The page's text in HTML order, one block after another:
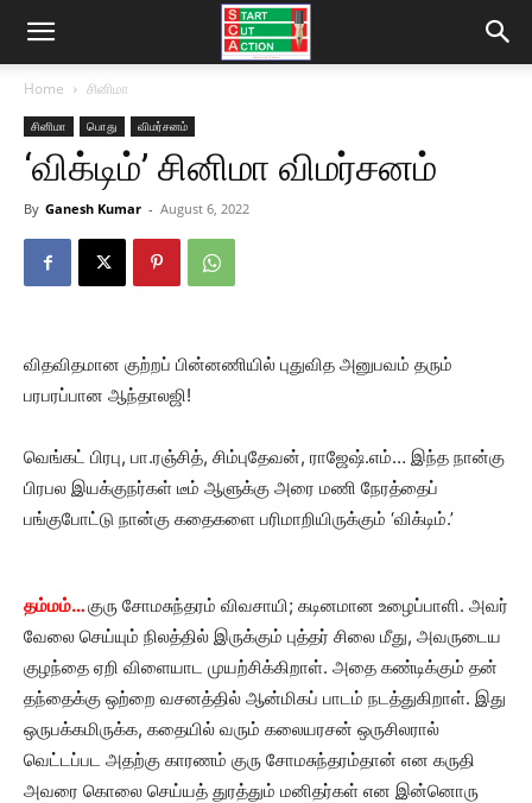
Home சினிமா
சினிமா பொது விமர்சனம்
‘விக்டிம்’ சினிமா விமர்சனம்
By Ganesh Kumar - August 6, 2022
விதவிதமான குற்றப் பின்னணியில் புதுவித அனுபவம் தரும்
பரபரப்பான ஆந்தாலஜி!
வெங்கட் பிரபு, பா.ரஞ்சித், சிம்புதேவன், ராஜேஷ்.எம்… இந்த நான்கு
பிரபல இயக்குநர்கள் டீம் ஆளுக்கு அரை மணி நேரத்தைப்
பங்குபோட்டு நான்கு கதைகளை பரிமாறியிருக்கும் ‘விக்டிம்.’
தம்மம்…குரு சோமசுந்தரம் விவசாயி; கடினமான உழைப்பாளி. அவர்
வேலை செய்யும் நிலத்தில் இருக்கும் புத்தர் சிலை மீது, அவருடைய
குழந்தை ஏறி விளையாட முயற்சிக்கிறாள். அதை கண்டிக்கும் தன்
தந்தைக்கு ஒற்றை வசனத்தில் ஆன்மிகப் பாடம் நடத்துகிறாள். இது
ஒருபக்கமிருக்க, கதையில் வரும் கலையரசன் ஒருசிலரால்
வெட்டப்பட அதற்கு காரணம் குரு சோமசுந்தரம்தான் என கருதி
அவரை கொலை செய்யத் துரத்தும் மனிதர்கள் என இன்னொரு